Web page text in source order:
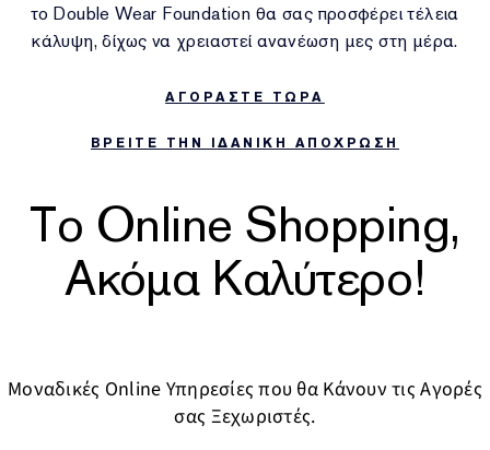
το Double Wear Foundation θα σας προσφέρει τέλεια
κάλυψη, δίχως να χρειαστεί ανανέωση μες στη μέρα.
ΑΓΟΡΑΣΤΕ ΤΩΡΑ
ΒΡΕΙΤΕ ΤΗΝ ΙΔΑΝΙΚΗ ΑΠΟΧΡΩΣΗ
Το Online Shopping,
Ακόμα Καλύτερο!
Μοναδικές Online Υπηρεσίες που θα Κάνουν τις Αγορές
σας Ξεχωριστές.